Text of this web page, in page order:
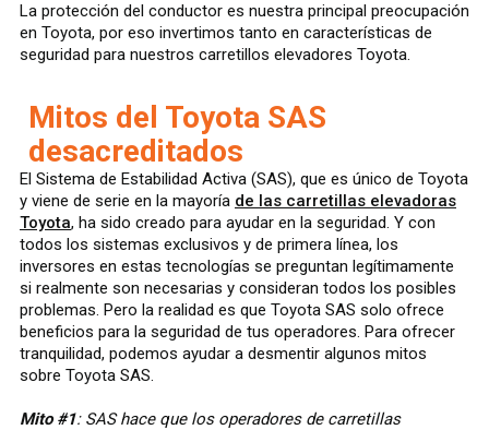
La protección del conductor es nuestra principal preocupación
en Toyota, por eso invertimos tanto en características de
seguridad para nuestros carretillos elevadores Toyota.
Mitos del Toyota SAS
desacreditados
El Sistema de Estabilidad Activa (SAS), que es único de Toyota
y viene de serie en la mayoría de las carretillas elevadoras
Toyota, ha sido creado para ayudar en la seguridad. Y con
todos los sistemas exclusivos y de primera línea, los
inversores en estas tecnologías se preguntan legítimamente
si realmente son necesarias y consideran todos los posibles
problemas. Pero la realidad es que Toyota SAS solo ofrece
beneficios para la seguridad de tus operadores. Para ofrecer
tranquilidad, podemos ayudar a desmentir algunos mitos
sobre Toyota SAS.
Mito #1: SAS hace que los operadores de carretillas